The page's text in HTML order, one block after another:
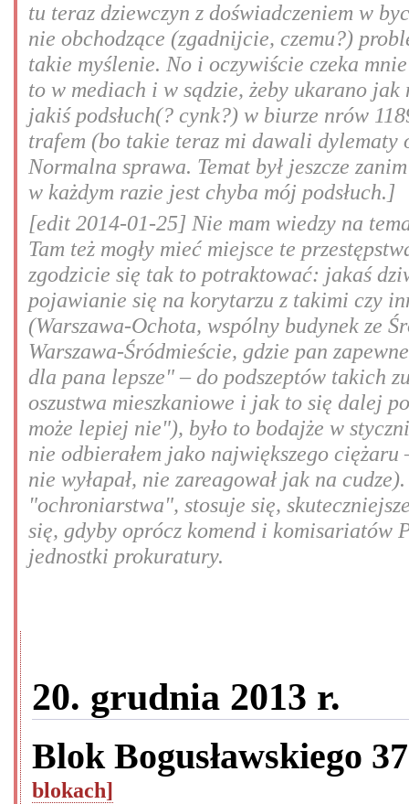
tu teraz dziewczyn z doświadczeniem w
nie obchodzące (zgadnijcie, czemu?)
takie myślenie. No i oczywiście czeka
to w mediach i w sądzie, żeby ukarano
jakiś podsłuch(? cynk?) w biurze nrów
trafem (bo takie teraz mi dawali dylematy
Normalna sprawa. Temat był jeszcze
w każdym razie jest chyba mój podsłuch.]
[edit 2014-01-25] Nie mam wiedzy na
Tam też mogły mieć miejsce te
zgodzicie się tak to potraktować: jakaś
pojawianie się na korytarzu z takimi czy
(Warszawa-Ochota, wspólny budynek ze
Warszawa-Śródmieście, gdzie pan
dla pana lepsze" – do podszeptów takich
oszustwa mieszkaniowe i jak to się dalej
może lepiej nie"), było to bodajże w
nie odbierałem jako największego
nie wyłapał, nie zareagował jak na
"ochroniarstwa", stosuje się,
się, gdyby oprócz komend i komisariatów
jednostki prokuratury.
20. grudnia 2013 r.
Blok Bogusławskiego
blokach]